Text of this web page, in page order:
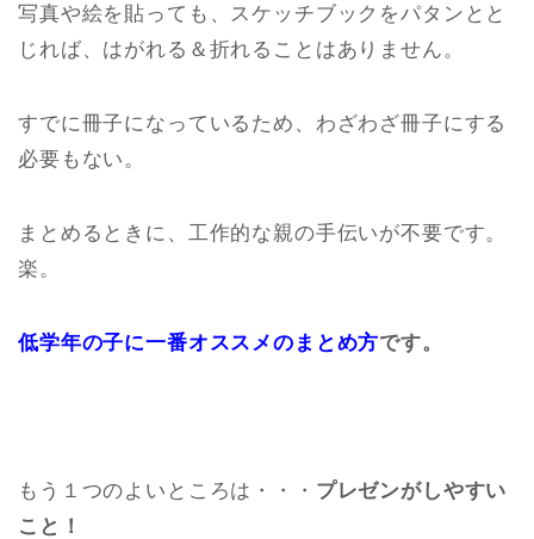
写真や絵を貼っても、スケッチブックをパタンとと
じれば、はがれる＆折れることはありません。
すでに冊子になっているため、わざわざ冊子にする
必要もない。
まとめるときに、工作的な親の手伝いが不要です。
楽。
低学年の子に一番オススメのまとめ方です。
もう１つのよいところは・・・ プレゼンがしやすい
こと！